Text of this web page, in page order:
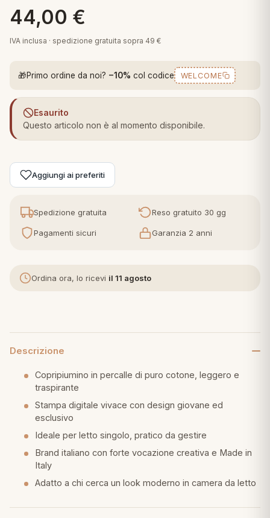
Letto
arredo
arredo
Step
in fibra
in piuma d'oca
in piuma
Plaid Cartoons
Teli Mare Cartoons
Trapuntini Cartoons
44,00 €
IVA inclusa · spedizione gratuita sopra 49 €
🎁Primo ordine da noi? −10% col codice WELCOME
Esaurito
Questo articolo non è al momento disponibile.
Aggiungi ai preferiti
Spedizione gratuita Reso gratuito 30 gg
Pagamenti sicuri Garanzia 2 anni
Ordina ora, lo ricevi il 11 agosto
Descrizione
Copripiumino in percalle di puro cotone, leggero e
traspirante
Stampa digitale vivace con design giovane ed
esclusivo
Ideale per letto singolo, pratico da gestire
Brand italiano con forte vocazione creativa e Made in
Italy
Adatto a chi cerca un look moderno in camera da letto